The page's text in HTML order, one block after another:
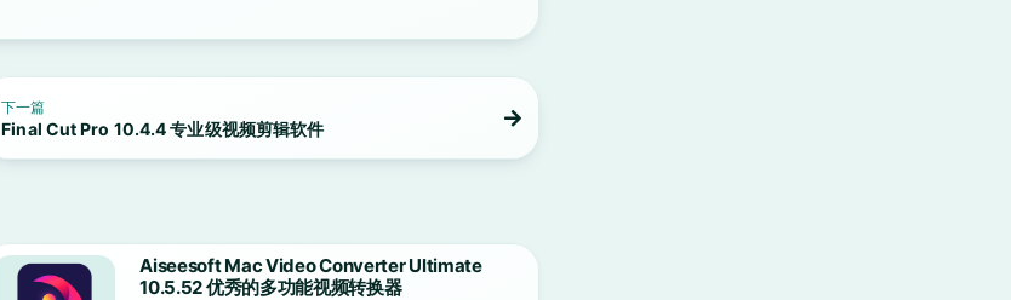
下一篇
Final Cut Pro 10.4.4 专业级视频剪辑软件
Aiseesoft Mac Video Converter Ultimate
10.5.52 优秀的多功能视频转换器